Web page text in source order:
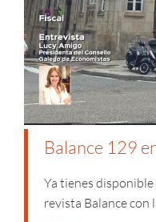
Balance 129
Ya tienes
revista Balance con